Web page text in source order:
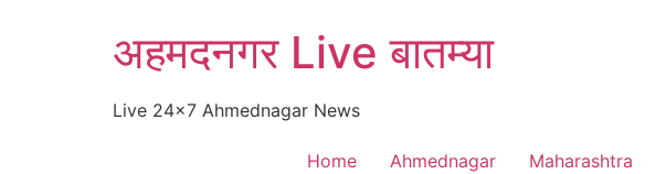
अहमदनगर Live बातम्या
Live 24×7 Ahmednagar News
Home Ahmednagar Maharashtra